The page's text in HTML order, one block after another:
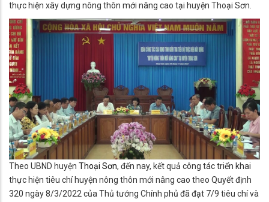
thực hiện xây dựng nông thôn mới nâng cao tại huyện Thoại Sơn.
Theo UBND huyện Thoại Sơn, đến nay, kết quả công tác triển khai
thực hiện tiêu chí huyện nông thôn mới nâng cao theo Quyết định
320 ngày 8/3/2022 của Thủ tướng Chính phủ đã đạt 7/9 tiêu chí và